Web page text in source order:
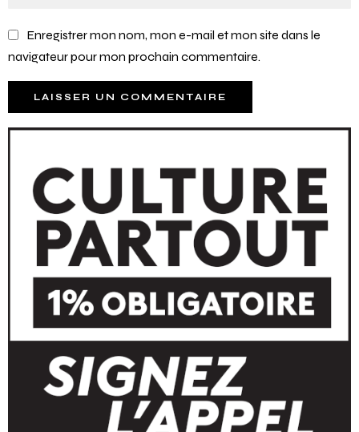
Enregistrer mon nom, mon e-mail et mon site dans le